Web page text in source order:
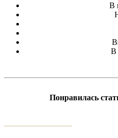
В
В
Понравилась